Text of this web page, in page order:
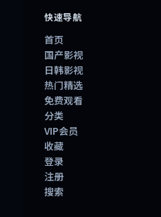
快速导航
首页
国产影视
日韩影视
热门精选
免费观看
分类
VIP会员
收藏
登录
注册
搜索